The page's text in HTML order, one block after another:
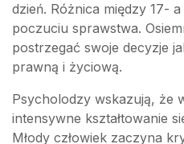
dzień. Różnica między 17-
poczuciu sprawstwa.
postrzegać swoje decyzje
prawną i życiową.
Psycholodzy wskazują, że
intensywne kształtowanie
Młody człowiek zaczyna